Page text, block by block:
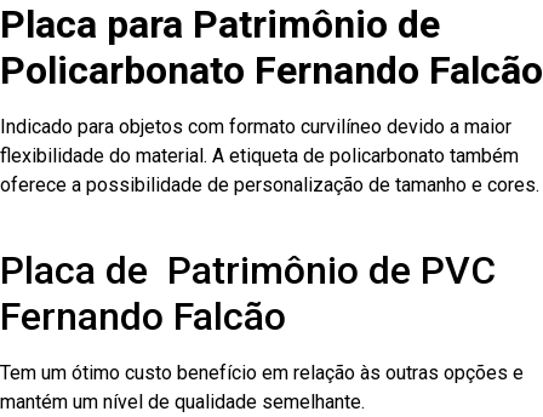
Placa para Patrimônio de
Policarbonato Fernando Falcão
Indicado para objetos com formato curvilíneo devido a maior
flexibilidade do material. A etiqueta de policarbonato também
oferece a possibilidade de personalização de tamanho e cores.
Placa de Patrimônio de PVC
Fernando Falcão
Tem um ótimo custo benefício em relação às outras opções e
mantém um nível de qualidade semelhante.